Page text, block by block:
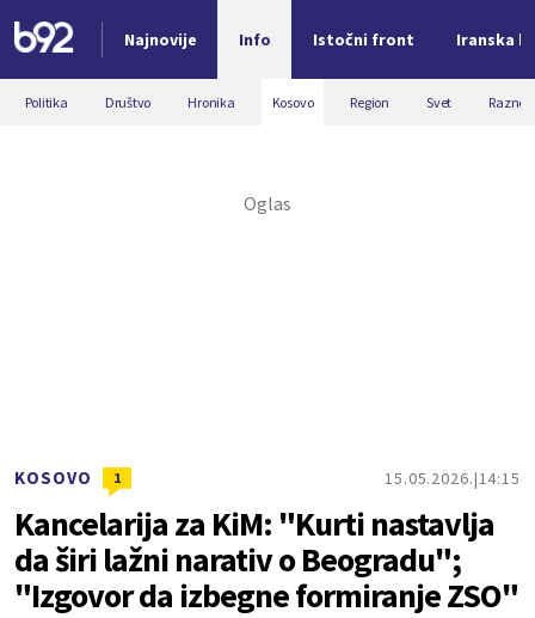
Najnovije Info Istočni front Iranska
Nova vest
Politika Društvo Hronika Kosovo Region Svet Razno
KOSOVO 1 15.05.2026. 14:15
Kancelarija za KiM: "Kurti nastavlja
da širi lažni narativ o Beogradu";
"Izgovor da izbegne formiranje ZSO"